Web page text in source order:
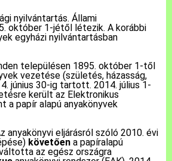
nyilvántartás. Állami
október 1-jétől létezik. A korábbi
egyházi nyilvántartásban
településen 1895. október 1-től
vezetése (születés, házasság,
június 30-ig tartott. 2014. július 1-
került az Elektronikus
a papír alapú anyakönyvek
anyakönyvi eljárásról szóló 2010. évi
követően a papíralapú
az egész országra